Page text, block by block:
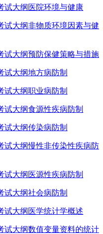
试大纲医院环境与健康
试大纲非物质环境因素与健
试大纲预防保健策略与措施
试大纲地方病防制
试大纲职业病防制
试大纲食源性疾病防制
试大纲传染病防制
试大纲慢性非传染性疾病防
试大纲医源性疾病防制
试大纲社会病防制
试大纲医学统计学概述
试大纲数值变量资料的统计